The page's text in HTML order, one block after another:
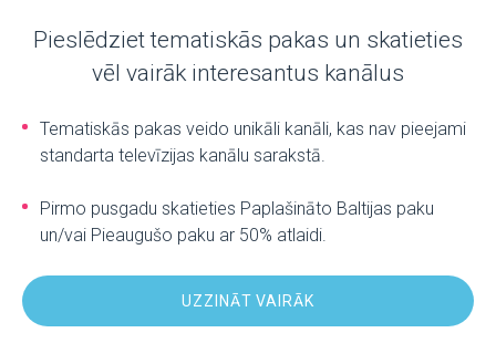
Pieslēdziet tematiskās pakas un skatieties
vēl vairāk interesantus kanālus
Tematiskās pakas veido unikāli kanāli, kas nav pieejami
standarta televīzijas kanālu sarakstā.
Pirmo pusgadu skatieties Paplašināto Baltijas paku
un/vai Pieaugušo paku ar 50% atlaidi.
UZZINĀT VAIRĀK